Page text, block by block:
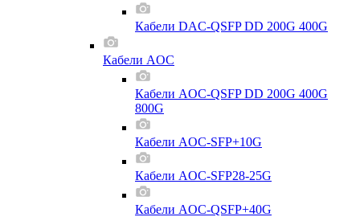
Кабели DAC-QSFP DD 200G 400G
Кабели AOC
Кабели AOC-QSFP DD 200G 400G
800G
Кабели AOC-SFP+10G
Кабели AOC-SFP28-25G
Кабели AOC-QSFP+40G